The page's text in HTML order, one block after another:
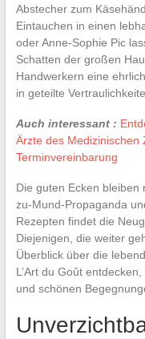
Abstecher zum
Eintauchen in einen
oder Anne-Sophie Pic
Schatten der großen
Handwerkern eine
in geteilte
Auch interessant :
Ärzte des Medizinischen
Terminvereinbarung
Die guten Ecken bleiben
zu-Mund-Propaganda
Rezepten findet die
Diejenigen, die weiter
Überblick über die
L’Art du Goût
und schönen